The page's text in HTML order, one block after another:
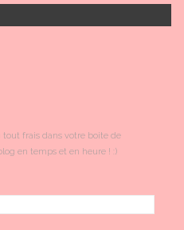
frais dans votre boite de
en temps et en heure ! :)